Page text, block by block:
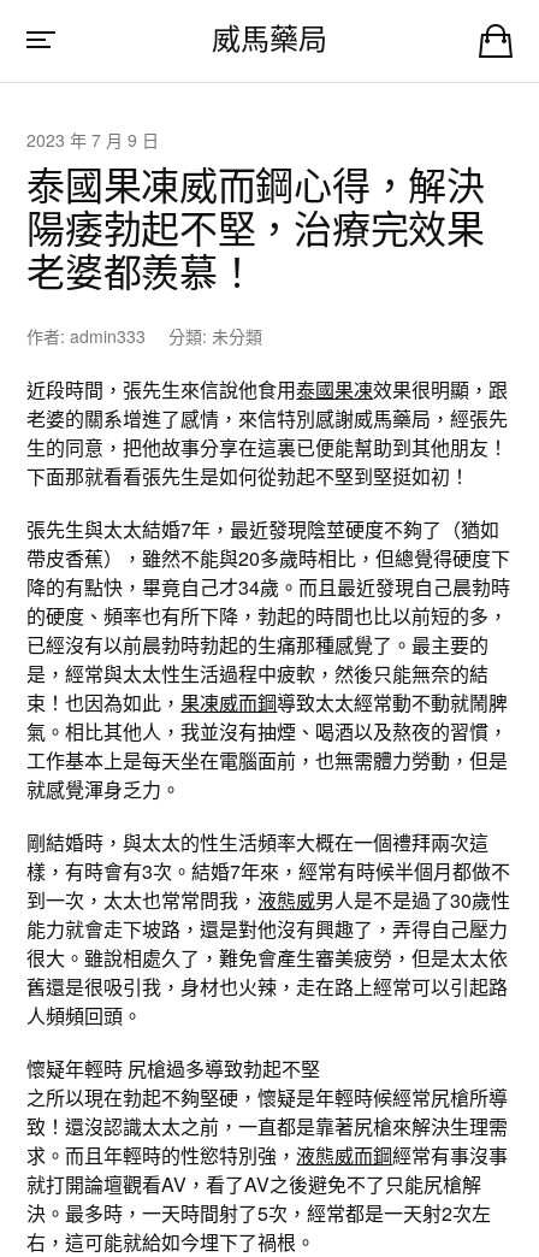
威馬藥局
2023 年 7 月 9 日
泰國果凍威而鋼心得，解決
陽痿勃起不堅，治療完效果
老婆都羨慕！
作者:admin333 分類: 未分類
近段時間，張先生來信說他食用泰國果凍效果很明顯，跟
老婆的關系增進了感情，來信特別感謝威馬藥局，經張先
生的同意，把他故事分享在這裏已便能幫助到其他朋友！
下面那就看看張先生是如何從勃起不堅到堅挺如初！
張先生與太太結婚7年，最近發現陰莖硬度不夠了（猶如
帶皮香蕉），雖然不能與20多歲時相比，但總覺得硬度下
降的有點快，畢竟自己才34歲。而且最近發現自己晨勃時
的硬度、頻率也有所下降，勃起的時間也比以前短的多，
已經沒有以前晨勃時勃起的生痛那種感覺了。最主要的
是，經常與太太性生活過程中疲軟，然後只能無奈的結
束！也因為如此， 果凍威而鋼導致太太經常動不動就鬧脾
氣。相比其他人，我並沒有抽煙、喝酒以及熬夜的習慣，
工作基本上是每天坐在電腦面前，也無需體力勞動，但是
就感覺渾身乏力。
剛結婚時，與太太的性生活頻率大概在一個禮拜兩次這
樣，有時會有3次。結婚7年來，經常有時候半個月都做不
到一次，太太也常常問我， 液態威男人是不是過了30歲性
能力就會走下坡路，還是對他沒有興趣了，弄得自己壓力
很大。雖說相處久了，難免會產生審美疲勞，但是太太依
舊還是很吸引我，身材也火辣，走在路上經常可以引起路
人頻頻回頭。
懷疑年輕時 尻槍過多導致勃起不堅
之所以現在勃起不夠堅硬，懷疑是年輕時候經常尻槍所導
致！還沒認識太太之前，一直都是靠著尻槍來解決生理需
求。而且年輕時的性慾特別強， 液態威而鋼經常有事沒事
就打開論壇觀看AV，看了AV之後避免不了只能尻槍解
決。最多時，一天時間射了5次，經常都是一天射2次左
右，這可能就給如今埋下了禍根。